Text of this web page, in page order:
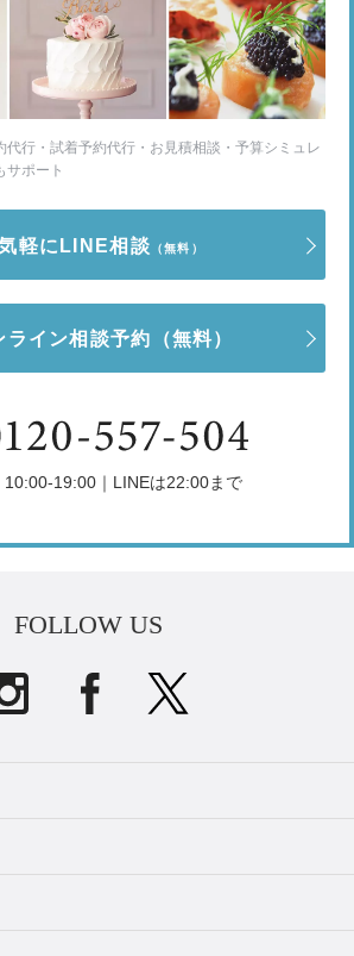
代行・試着予約代行・お見積相談・予算シミュレ
サポート
軽にLINE相談 （無料）
ライン相談予約 （無料）
10:00-19:00｜LINEは22:00まで
FOLLOW US